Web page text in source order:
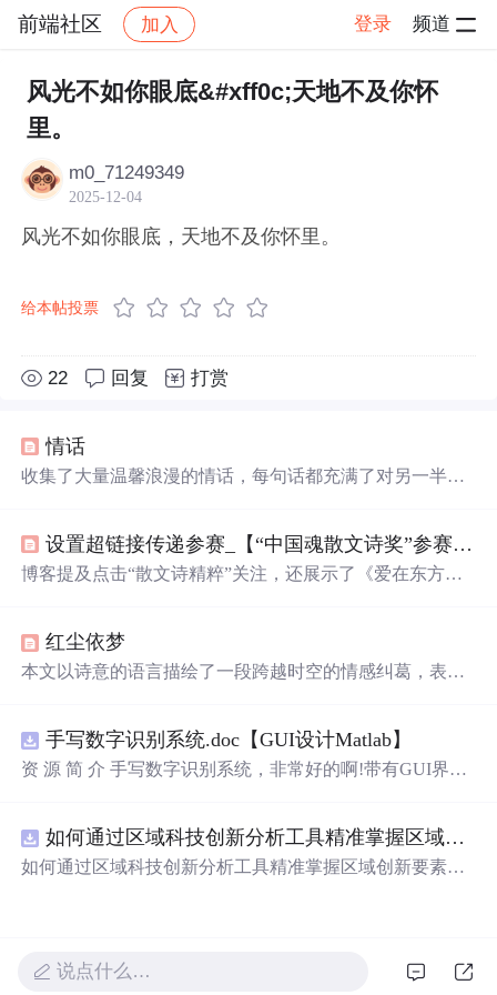
前端社区 加入 登录 频道
社区 前端社区 感慨 帖子详情
风光不如你眼底&#xff0c;天地不及你怀
里。
m0_71249349
2025-12-04
风光不如你眼底，天地不及你怀里。
给本帖投票
22 回复 打赏
情话
收集了大量温馨浪漫的情话，每句话都充满了对另一半深
设置超链接传递参赛_【“中国魂散文诗奖”参赛作品展示】黑龙江刘凤玲：爱在东方红（组章）...
博客提及点击“散文诗精粹”关注，还展示了《爱在东方红
红尘依梦
本文以诗意的语言描绘了一段跨越时空的情感纠葛，表达
手写数字识别系统.doc【GUI设计Matlab】
资 源 简 介 手写数字识别系统，非常好的啊!带有GUI界
带有直观的图形用户界面（GUI），非常容易使用。你只
需要将手写数字输入系统，它将立即给出准确的识别结
如何通过区域科技创新分析工具精准掌握区域创新要素分布与产业链融合现状？.docx
如何通过区域科技创新分析工具精准掌握区域创新要素分
说点什么…